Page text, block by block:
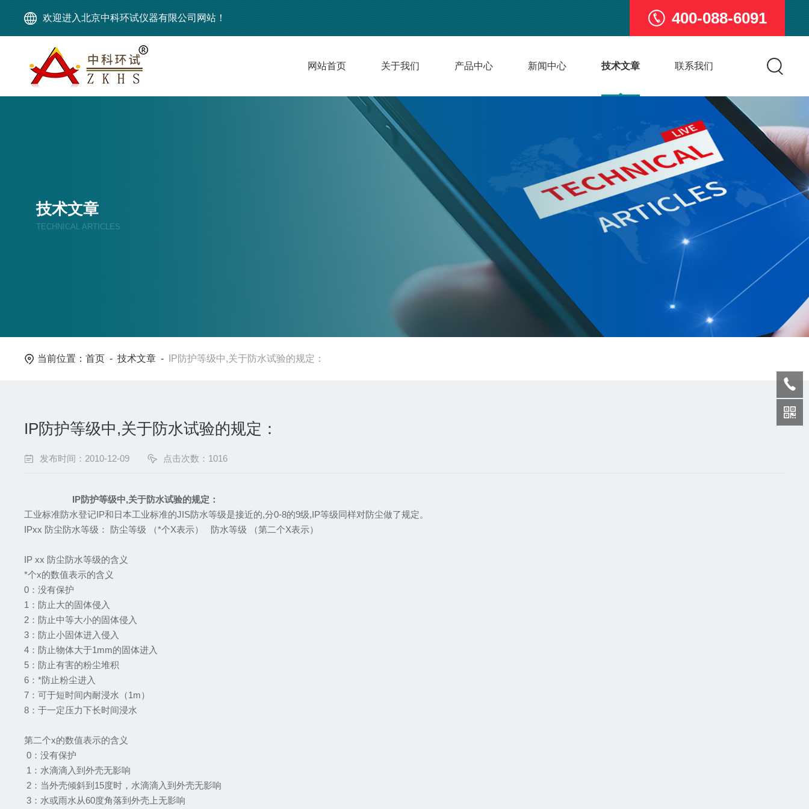
欢迎进入北京中科环试仪器有限公司网站！ 400-088-6091
网站首页 关于我们 产品中心 新闻中心 技术文章 联系我们
技术文章
TECHNICAL ARTICLES
当前位置：首页 -技术文章 - IP防护等级中,关于防水试验的规定：
IP防护等级中,关于防水试验的规定：
发布时间：2010-12-09 点击次数：1016
IP防护等级中,关于防水试验的规定：
工业标准防水登记IP和日本工业标准的JIS防水等级是接近的,分0-8的9级,IP等级同样对防尘做了规定。
IPxx 防尘防水等级： 防尘等级 （*个X表示） 防水等级 （第二个X表示）
IP xx 防尘防水等级的含义
*个x的数值表示的含义
0：没有保护
1：防止大的固体侵入
2：防止中等大小的固体侵入
3：防止小固体进入侵入
4：防止物体大于1mm的固体进入
5：防止有害的粉尘堆积
6：*防止粉尘进入
7：可于短时间内耐浸水（1m）
8：于一定压力下长时间浸水
第二个x的数值表示的含义
0：没有保护
1：水滴滴入到外壳无影响
2：当外壳倾斜到15度时，水滴滴入到外壳无影响
3：水或雨水从60度角落到外壳上无影响